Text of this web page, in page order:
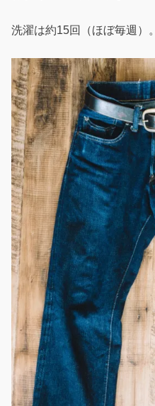
洗濯は約15回（ほぼ毎週）。